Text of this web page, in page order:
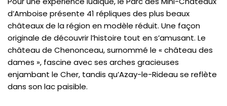
d’Amboise présente 41 répliques des plus beaux
châteaux de la région en modèle réduit. Une façon
originale de découvrir l’histoire tout en s’amusant. Le
château de Chenonceau, surnommé le « château des
dames », fascine avec ses arches gracieuses
enjambant le Cher, tandis qu’Azay-le-Rideau se reflète
dans son lac paisible.